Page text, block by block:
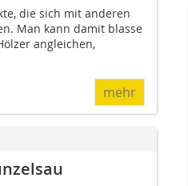
die sich mit anderen
Man kann damit blasse
angleichen,
mehr